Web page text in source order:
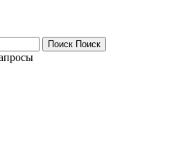
Поиск Поиск